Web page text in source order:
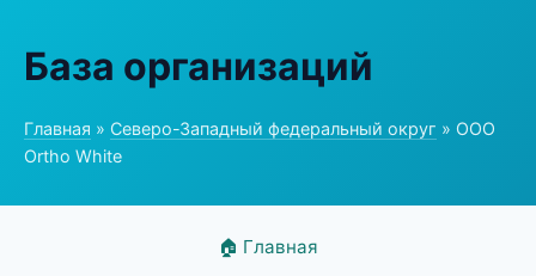
База организаций
Главная » Северо-Западный федеральный округ » ООО
Ortho White
🏠 Главная